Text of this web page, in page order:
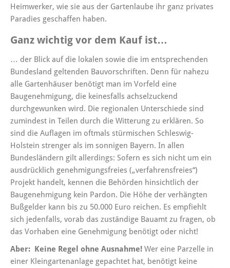
Heimwerker, wie sie aus der Gartenlaube ihr ganz privates
Paradies geschaffen haben.
Ganz wichtig vor dem Kauf ist…
… der Blick auf die lokalen sowie die im entsprechenden
Bundesland geltenden Bauvorschriften. Denn für nahezu
alle Gartenhäuser benötigt man im Vorfeld eine
Baugenehmigung, die keinesfalls achselzuckend
durchgewunken wird. Die regionalen Unterschiede sind
zumindest in Teilen durch die Witterung zu erklären. So
sind die Auflagen im oftmals stürmischen Schleswig-
Holstein strenger als im sonnigen Bayern. In allen
Bundesländern gilt allerdings: Sofern es sich nicht um ein
ausdrücklich genehmigungsfreies („verfahrensfreies“)
Projekt handelt, kennen die Behörden hinsichtlich der
Baugenehmigung kein Pardon. Die Höhe der verhängten
Bußgelder kann bis zu 50.000 Euro reichen. Es empfiehlt
sich jedenfalls, vorab das zuständige Bauamt zu fragen, ob
das Vorhaben eine Genehmigung benötigt oder nicht!
Aber: Keine Regel ohne Ausnahme! Wer eine Parzelle in
einer Kleingartenanlage gepachtet hat, benötigt keine